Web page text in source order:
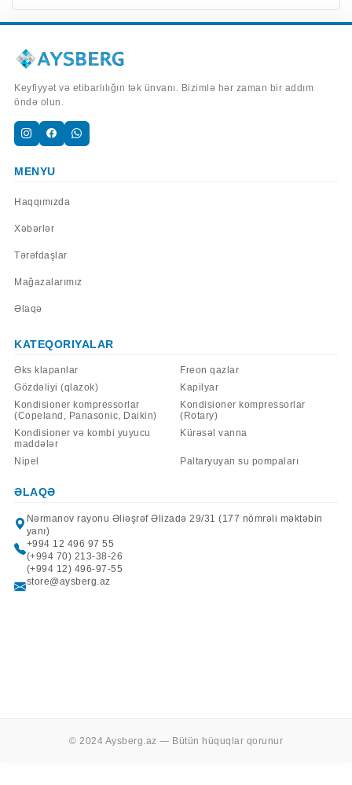
Keyfiyyət və etibarlılığın tək ünvanı. Bizimlə hər zaman bir addım
öndə olun.
MENYU
Haqqımızda
Xəbərlər
Tərəfdaşlar
Mağazalarımız
Əlaqə
KATEQORIYALAR
Əks klapanlar
Freon qazlar
Gözdəliyi (qlazok)
Kapilyar
Kondisioner kompressorlar
(Copeland, Panasonic, Daikin)
Kondisioner kompressorlar
(Rotary)
Kondisioner və kombi yuyucu
maddələr
Kürəsəl vanna
Nipel Paltaryuyan su pompaları
ƏLAQƏ
Nərmanov rayonu Əliəşrəf Əlizadə 29/31 (177 nömrəli məktəbin
yanı)
+994 12 496 97 55
(+994 70) 213-38-26
(+994 12) 496-97-55
store@aysberg.az
© 2024 Aysberg.az — Bütün hüquqlar qorunur